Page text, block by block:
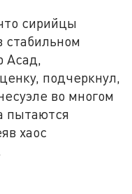
сирийцы
стабильном
Асад,
подчеркнул,
во многом
пытаются
хаос